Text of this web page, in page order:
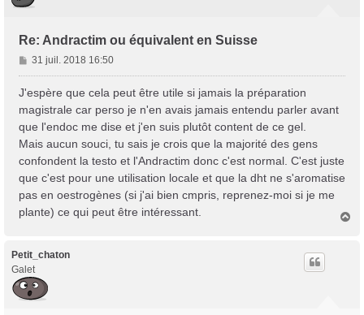
Re: Andractim ou équivalent en Suisse
M
e
s
a
g
e
31 juil. 2018 16:50
J'espère que cela peut être utile si jamais la préparation
magistrale car perso je n'en avais jamais entendu parler avant
que l'endoc me dise et j'en suis plutôt content de ce gel.
Mais aucun souci, tu sais je crois que la majorité des gens
confondent la testo et l'Andractim donc c'est normal. C'est juste
que c'est pour une utilisation locale et que la dht ne s'aromatise
pas en oestrogènes (si j'ai bien cmpris, reprenez-moi si je me
plante) ce qui peut être intéressant.
Petit_chaton
Galet